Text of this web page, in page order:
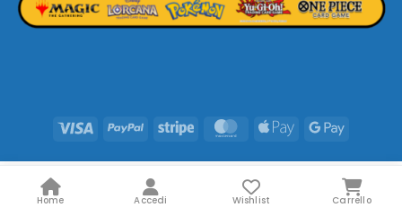
Visa PayPal Stripe MasterCard
Apple
Google
Home Accedi Wishlist Carrello